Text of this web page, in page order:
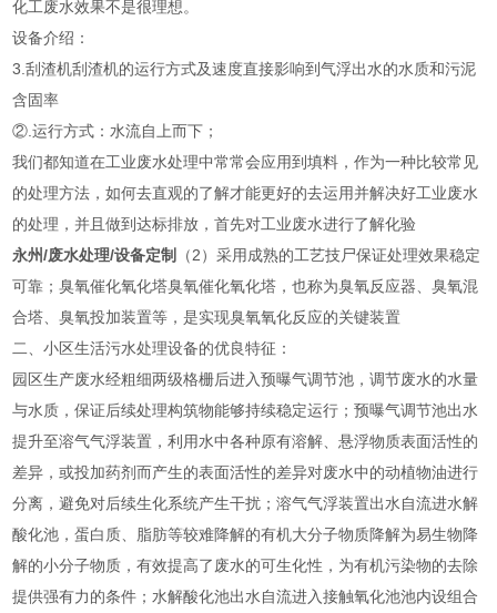
化工废水效果不是很理想。
设备介绍：
3.刮渣机刮渣机的运行方式及速度直接影响到气浮出水的水质和污泥
含固率
②.运行方式：水流自上而下；
我们都知道在工业废水处理中常常会应用到填料，作为一种比较常见
的处理方法，如何去直观的了解才能更好的去运用并解决好工业废水
的处理，并且做到达标排放，首先对工业废水进行了解化验
永州/废水处理/设备定制
（2）采用成熟的工艺技尸保证处理效果稳定
可靠；臭氧催化氧化塔臭氧催化氧化塔，也称为臭氧反应器、臭氧混
合塔、臭氧投加装置等，是实现臭氧氧化反应的关键装置
二、小区生活污水处理设备的优良特征：
园区生产废水经粗细两级格栅后进入预曝气调节池，调节废水的水量
与水质，保证后续处理构筑物能够持续稳定运行；预曝气调节池出水
提升至溶气气浮装置，利用水中各种原有溶解、悬浮物质表面活性的
差异，或投加药剂而产生的表面活性的差异对废水中的动植物油进行
分离，避免对后续生化系统产生干扰；溶气气浮装置出水自流进水解
酸化池，蛋白质、脂肪等较难降解的有机大分子物质降解为易生物降
解的小分子物质，有效提高了废水的可生化性，为有机污染物的去除
提供强有力的条件；水解酸化池出水自流进入接触氧化池池内设组合